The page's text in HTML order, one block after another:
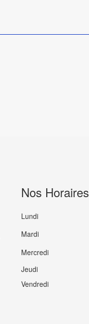
Nos Horaires
Lundi
Mardi
Mercredi
Jeudi
Vendredi